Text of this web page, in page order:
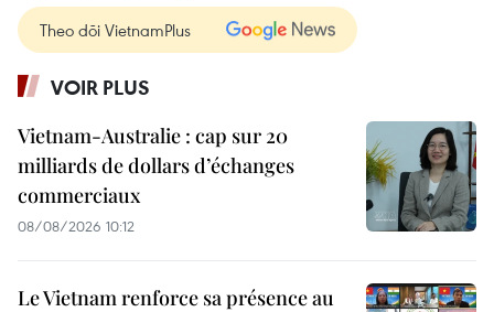
Theo dõi VietnamPlus
VOIR PLUS
Vietnam-Australie : cap sur 20
milliards de dollars d’échanges
commerciaux
08/08/2026 10:12
Le Vietnam renforce sa présence au